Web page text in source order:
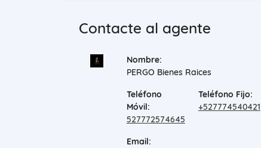
Contacte al agente
Nombre:
PERGO Bienes Raices
Teléfono
Móvil:
527772574645
Teléfono Fijo:
+527774540421
Email: